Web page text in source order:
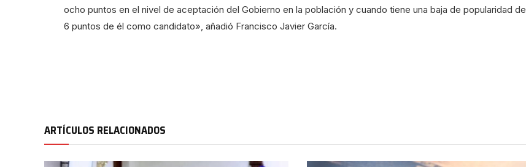
ocho puntos en el nivel de aceptación del Gobierno en la población y cuando tiene una baja de popularidad de
6 puntos de él como candidato», añadió Francisco Javier García.
ARTÍCULOS RELACIONADOS